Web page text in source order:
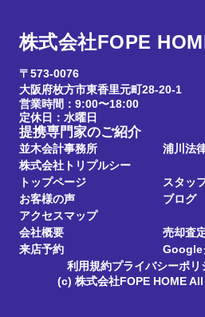
株式会社FOPE
〒573-0076
大阪府枚方市東香里元町28-20-1
営業時間：9:00〜18:00
定休日：水曜日
提携専門家のご紹介
並木会計事務所
浦川法
株式会社トリプルシー
トップページ
スタッ
お客様の声
ブログ
アクセスマップ
会社概要
売却査
来店予約
Google
利用規約プライバシーポリ
(c) 株式会社FOPE HOME